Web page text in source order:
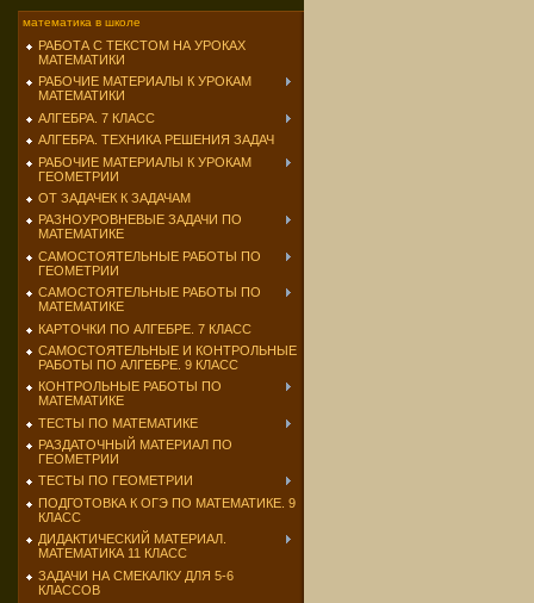
математика в школе
РАБОТА С ТЕКСТОМ НА УРОКАХ
МАТЕМАТИКИ
РАБОЧИЕ МАТЕРИАЛЫ К УРОКАМ
МАТЕМАТИКИ
АЛГЕБРА. 7 КЛАСС
АЛГЕБРА. ТЕХНИКА РЕШЕНИЯ ЗАДАЧ
РАБОЧИЕ МАТЕРИАЛЫ К УРОКАМ
ГЕОМЕТРИИ
ОТ ЗАДАЧЕК К ЗАДАЧАМ
РАЗНОУРОВНЕВЫЕ ЗАДАЧИ ПО
МАТЕМАТИКЕ
САМОСТОЯТЕЛЬНЫЕ РАБОТЫ ПО
ГЕОМЕТРИИ
САМОСТОЯТЕЛЬНЫЕ РАБОТЫ ПО
МАТЕМАТИКЕ
КАРТОЧКИ ПО АЛГЕБРЕ. 7 КЛАСС
САМОСТОЯТЕЛЬНЫЕ И КОНТРОЛЬНЫЕ
РАБОТЫ ПО АЛГЕБРЕ. 9 КЛАСС
КОНТРОЛЬНЫЕ РАБОТЫ ПО
МАТЕМАТИКЕ
ТЕСТЫ ПО МАТЕМАТИКЕ
РАЗДАТОЧНЫЙ МАТЕРИАЛ ПО
ГЕОМЕТРИИ
ТЕСТЫ ПО ГЕОМЕТРИИ
ПОДГОТОВКА К ОГЭ ПО МАТЕМАТИКЕ. 9
КЛАСС
ДИДАКТИЧЕСКИЙ МАТЕРИАЛ.
МАТЕМАТИКА 11 КЛАСС
ЗАДАЧИ НА СМЕКАЛКУ ДЛЯ 5-6
КЛАССОВ